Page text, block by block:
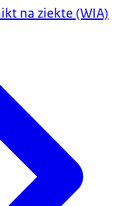
na ziekte (WIA)